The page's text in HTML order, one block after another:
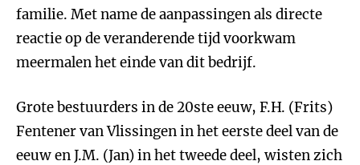
familie. Met name de aanpassingen als directe
reactie op de veranderende tijd voorkwam
meermalen het einde van dit bedrijf.
Grote bestuurders in de 20ste eeuw, F.H. (Frits)
Fentener van Vlissingen in het eerste deel van de
eeuw en J.M. (Jan) in het tweede deel, wisten zich